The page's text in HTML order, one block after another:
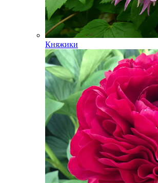
Княжики